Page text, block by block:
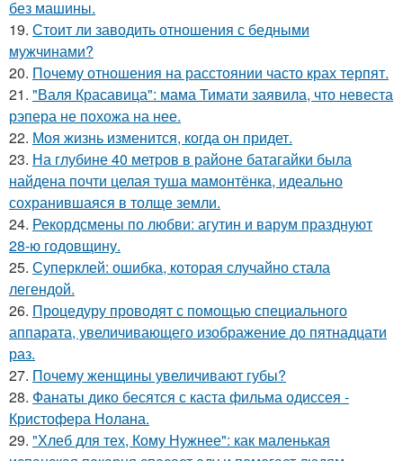
без машины.
19. Стоит ли заводить отношения с бедными
мужчинами?
20. Почему отношения на расстоянии часто крах терпят.
21. "Валя Красавица": мама Тимати заявила, что невеста
рэпера не похожа на нее.
22. Моя жизнь изменится, когда он придет.
23. На глубине 40 метров в районе батагайки была
найдена почти целая туша мамонтёнка, идеально
сохранившаяся в толще земли.
24. Рекордсмены по любви: агутин и варум празднуют
28-ю годовщину.
25. Суперклей: ошибка, которая случайно стала
легендой.
26. Процедуру проводят с помощью специального
аппарата, увеличивающего изображение до пятнадцати
раз.
27. Почему женщины увеличивают губы?
28. Фанаты дико бесятся с каста фильма одиссея -
Кристофера Нолана.
29. "Хлеб для тех, Кому Нужнее": как маленькая